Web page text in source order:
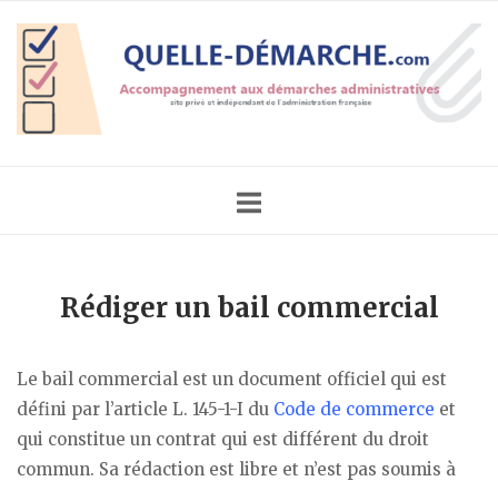
content
Home
Rédiger un bail commercial
Le bail commercial est un document officiel qui est
défini par l’article L. 145-1-I du Code de commerce et
qui constitue un contrat qui est différent du droit
commun. Sa rédaction est libre et n’est pas soumis à